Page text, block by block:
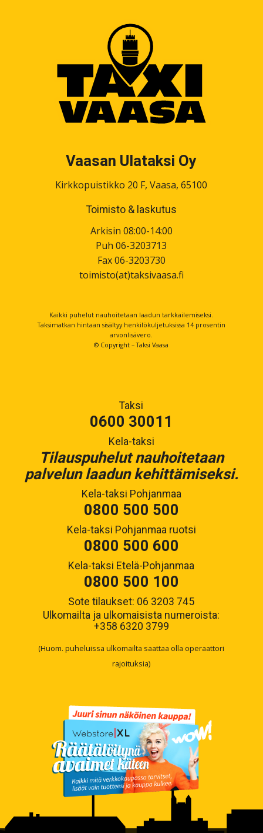
Vaasan Ulataksi Oy
Kirkkopuistikko 20 F, Vaasa, 65100
Toimisto & laskutus
Arkisin 08:00-14:00
Puh 06-3203713
Fax 06-3203730
toimisto(at)taksivaasa.fi
Kaikki puhelut nauhoitetaan laadun tarkkailemiseksi.
Taksimatkan hintaan sisältyy henkilökuljetuksissa 14 prosentin
arvonlisävero.
© Copyright – Taksi Vaasa
Taksi
0600 30011
Kela-taksi
Tilauspuhelut nauhoitetaan
palvelun laadun kehittämiseksi.
Kela-taksi Pohjanmaa
0800 500 500
Kela-taksi Pohjanmaa ruotsi
0800 500 600
Kela-taksi Etelä-Pohjanmaa
0800 500 100
Sote tilaukset: 06 3203 745
Ulkomailta ja ulkomaisista numeroista:
+358 6320 3799
(Huom. puheluissa ulkomailta saattaa olla operaattori
rajoituksia)